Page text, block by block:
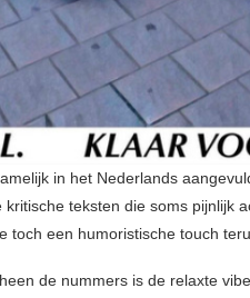
in het Nederlands
kritische teksten die soms pijnlijk
toch een humoristische touch
de nummers is de relaxte